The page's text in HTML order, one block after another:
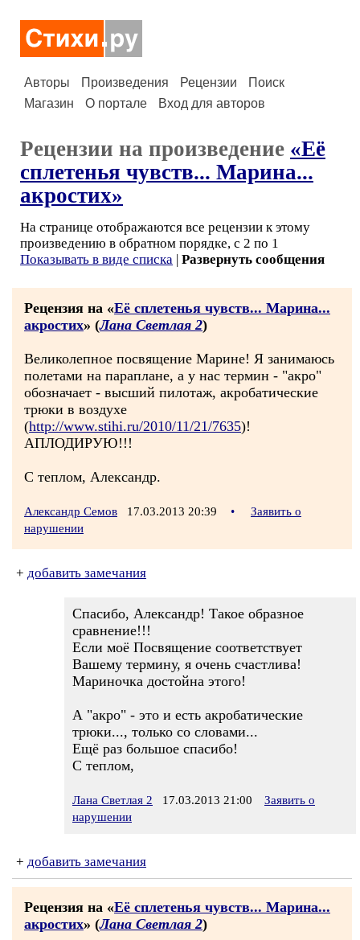
Авторы Произведения Рецензии
Поиск
Магазин
О портале Вход для авторов
Рецензии на произведение «Её
сплетенья чувств... Марина...
акростих»
На странице отображаются все рецензии к этому
произведению в обратном порядке, с 2 по 1
Показывать в виде списка | Развернуть сообщения
Рецензия на «Её сплетенья чувств... Марина...
акростих» (Лана Светлая 2)
Великолепное посвящение Марине! Я занимаюсь
полетами на параплане, а у нас термин - "акро"
обозначает - высший пилотаж, акробатические
трюки в воздухе
(http://www.stihi.ru/2010/11/21/7635)!
АПЛОДИРУЮ!!!
С теплом, Александр.
Александр Семов 17.03.2013 20:39 •
Заявить о
нарушении
+ добавить замечания
Спасибо, Александр! Такое образное
сравнение!!!
Если моё Посвящение соответствует
Вашему термину, я очень счастлива!
Мариночка достойна этого!
А "акро" - это и есть акробатические
трюки..., только со словами...
Ещё раз большое спасибо!
С теплом,
Лана Светлая 2 17.03.2013 21:00
Заявить о
нарушении
+ добавить замечания
Рецензия на «Её сплетенья чувств... Марина...
акростих» (Лана Светлая 2)